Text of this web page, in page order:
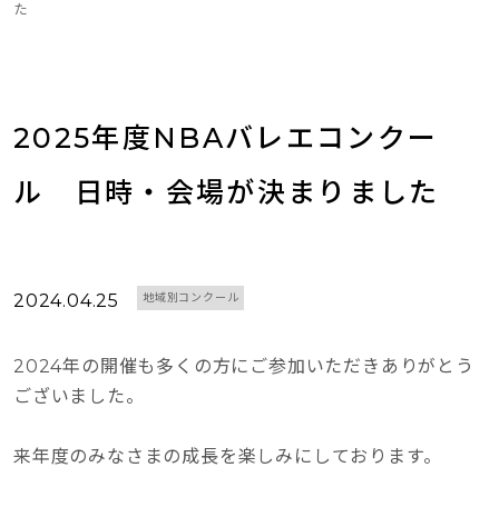
た
2025年度NBAバレエコンクー
ル　日時・会場が決まりました
2024.04.25 地域別コンクール
2024年の開催も多くの方にご参加いただきありがとう
ございました。
来年度のみなさまの成長を楽しみにしております。